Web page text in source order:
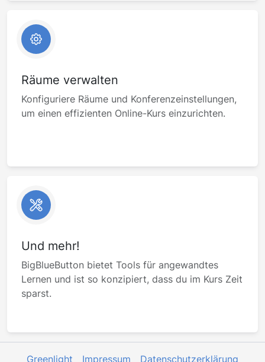
Räume verwalten
Konfiguriere Räume und Konferenzeinstellungen,
um einen effizienten Online-Kurs einzurichten.
Und mehr!
BigBlueButton bietet Tools für angewandtes
Lernen und ist so konzipiert, dass du im Kurs Zeit
sparst.
Greenlight Impressum Datenschutzerklärung